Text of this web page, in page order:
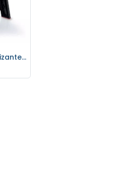
Caballete Antideslizante Titan Kistenberg